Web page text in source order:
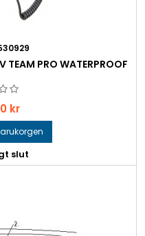
TEAM PRO WATERPROOF
kr
slut